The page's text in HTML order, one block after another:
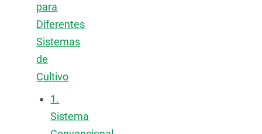
para
Diferentes
Sistemas
de
Cultivo
1.
Sistema